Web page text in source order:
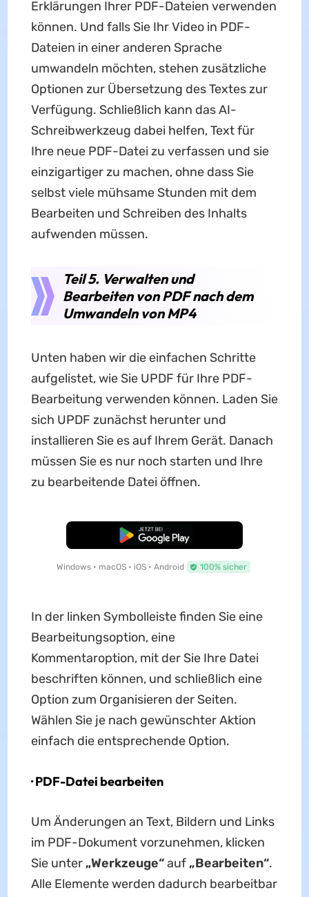
Erklärungen Ihrer PDF-Dateien verwenden
können. Und falls Sie Ihr Video in PDF-
Dateien in einer anderen Sprache
umwandeln möchten, stehen zusätzliche
Optionen zur Übersetzung des Textes zur
Verfügung. Schließlich kann das AI-
Schreibwerkzeug dabei helfen, Text für
Ihre neue PDF-Datei zu verfassen und sie
einzigartiger zu machen, ohne dass Sie
selbst viele mühsame Stunden mit dem
Bearbeiten und Schreiben des Inhalts
aufwenden müssen.
Teil 5. Verwalten und
Bearbeiten von PDF nach dem
Umwandeln von MP4
Unten haben wir die einfachen Schritte
aufgelistet, wie Sie UPDF für Ihre PDF-
Bearbeitung verwenden können. Laden Sie
sich UPDF zunächst herunter und
installieren Sie es auf Ihrem Gerät. Danach
müssen Sie es nur noch starten und Ihre
zu bearbeitende Datei öffnen.
Kostenloser Download
Windows • macOS • iOS • Android 100% sicher
In der linken Symbolleiste finden Sie eine
Bearbeitungsoption, eine
Kommentaroption, mit der Sie Ihre Datei
beschriften können, und schließlich eine
Option zum Organisieren der Seiten.
Wählen Sie je nach gewünschter Aktion
einfach die entsprechende Option.
·PDF-Datei bearbeiten
Um Änderungen an Text, Bildern und Links
im PDF-Dokument vorzunehmen, klicken
Sie unter„Werkzeuge“auf„Bearbeiten“.
Alle Elemente werden dadurch bearbeitbar